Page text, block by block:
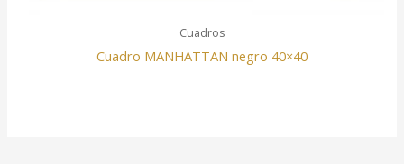
Cuadros
Cuadro MANHATTAN negro 40×40